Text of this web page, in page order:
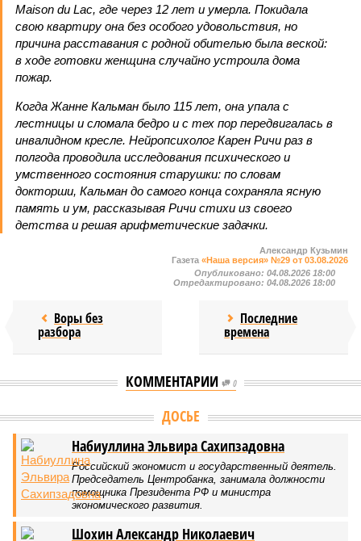
Maison du Lac, где через 12 лет и умерла. Покидала
свою квартиру она без особого удовольствия, но
причина расставания с родной обителью была веской:
в ходе готовки женщина случайно устроила дома
пожар.
Когда Жанне Кальман было 115 лет, она упала с
лестницы и сломала бедро и с тех пор передвигалась в
инвалидном кресле. Нейропсихолог Карен Ричи раз в
полгода проводила исследования психического и
умственного состояния старушки: по словам
докторши, Кальман до самого конца сохраняла ясную
память и ум, рассказывая Ричи стихи из своего
детства и решая арифметические задачки.
Александр Кузьмин
Газета «Наша версия» №29 от 03.08.2026
Опубликовано: 04.08.2026 18:00
Отредактировано: 04.08.2026 18:00
Воры без
разбора
Последние
времена
КОММЕНТАРИИ 0
ДОСЬЕ
Набиуллина Эльвира Сахипзадовна
Российский экономист и государственный деятель.
Председатель Центробанка, занимала должности
помощника Президента РФ и министра
экономического развития.
Шохин Александр Николаевич